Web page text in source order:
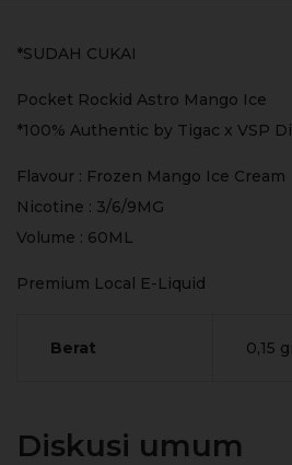
*SUDAH CUKAI
Pocket Rockid Astro Mango Ice
*100% Authentic by Tigac x VSP
Flavour : Frozen Mango Ice Cream
Nicotine : 3/6/9MG
Volume : 60ML
Premium Local E-Liquid
Berat 0,15
Diskusi umum